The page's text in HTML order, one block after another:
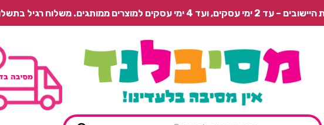
רגיל בתשלום או איסוף עצמי חינם.